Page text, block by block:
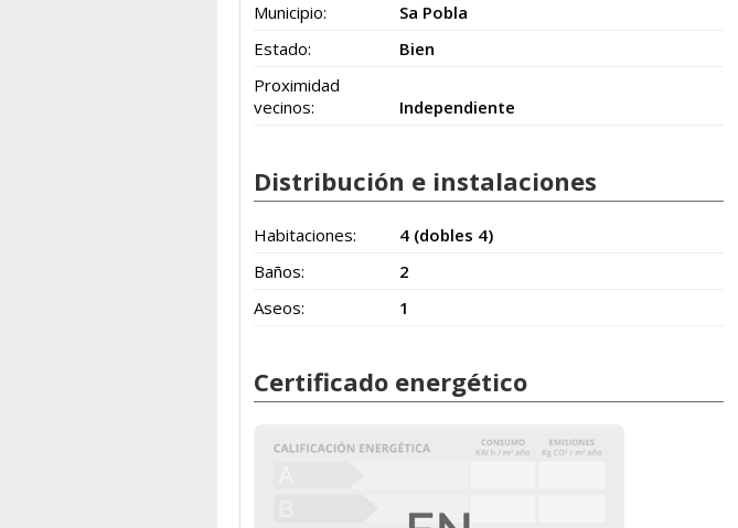
Municipio:
Sa Pobla
Estado:
Bien
Proximidad
vecinos:
Independiente
Distribución e instalaciones
Habitaciones:
4 (dobles 4)
Baños:
2
Aseos:
1
Certificado energético